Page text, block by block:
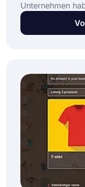
Unternehmen
Anfrageformular
Mit einem
Fragen, mit
problemlos